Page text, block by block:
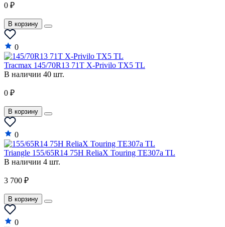
0 ₽
В корзину
0
Tracmax 145/70R13 71T X-Privilo TX5 TL
В наличии 40 шт.
0 ₽
В корзину
0
Triangle 155/65R14 75H ReliaX Touring TE307a TL
В наличии 4 шт.
3 700 ₽
В корзину
0